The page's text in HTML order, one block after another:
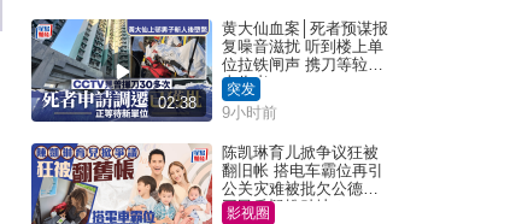
02:38
黄大仙血案│死者预谋报
复噪音滋扰 听到楼上单
位拉铁闸声 携刀等䢂伏
击伤者
突发
9小时前
陈凯琳育儿掀争议狂被
翻旧帐 搭电车霸位再引
公关灾难被批欠公德心
网民质疑扮贴地？
影视圈